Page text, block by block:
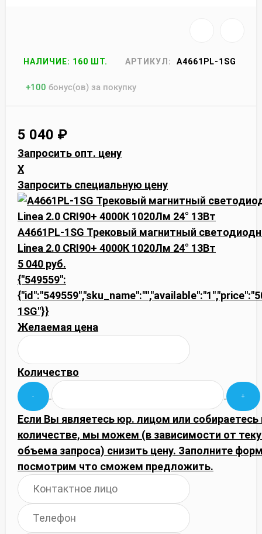
НАЛИЧИЕ: 160 ШТ. АРТИКУЛ: A4661PL-1SG
+100 бонус(ов) за покупку
5 040 ₽
Запросить опт. цену
X
Запросить специальную цену
A4661PL-1SG Трековый магнитный
Linea 2.0 CRI90+ 4000К 1020Лм 24° 13Вт
5 040 руб.
{"549559":
1SG"}}
Желаемая цена
Количество
Если Вы являетесь юр. лицом или
количестве, мы можем (в зависимости от
объема запроса) снизить цену. Заполните
посмотрим что сможем предложить.